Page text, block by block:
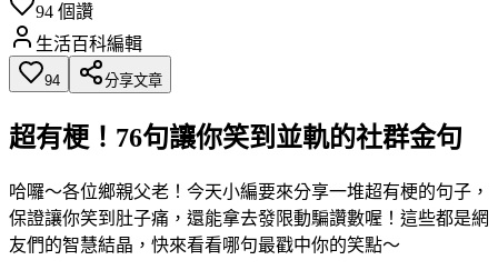
94 個讚
生活百科編輯
94 分享文章
超有梗！76句讓你笑到並軌的社群金句
哈囉～各位鄉親父老！今天小編要來分享一堆超有梗的句子，
保證讓你笑到肚子痛，還能拿去發限動騙讚數喔！這些都是網
友們的智慧結晶，快來看看哪句最戳中你的笑點～